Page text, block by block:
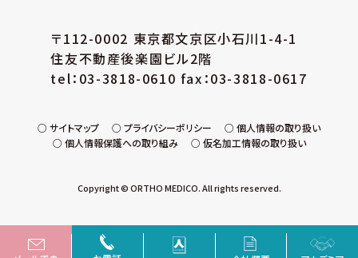
〒112-0002 東京都文京区小石川1-4-1
住友不動産後楽園ビル2階
tel：03-3818-0610 fax：03-3818-0617
サイトマップ プライバシーポリシー
個人情報の取り扱い
個人情報保護への取り組み
仮名加工情報の取り扱い
Copyright © ORTHO MEDICO. All rights reserved.